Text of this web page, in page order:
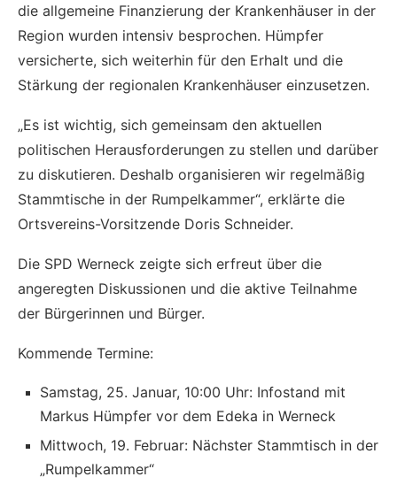
die allgemeine Finanzierung der Krankenhäuser in der
Region wurden intensiv besprochen. Hümpfer
versicherte, sich weiterhin für den Erhalt und die
Stärkung der regionalen Krankenhäuser einzusetzen.
„Es ist wichtig, sich gemeinsam den aktuellen
politischen Herausforderungen zu stellen und darüber
zu diskutieren. Deshalb organisieren wir regelmäßig
Stammtische in der Rumpelkammer“, erklärte die
Ortsvereins-Vorsitzende Doris Schneider.
Die SPD Werneck zeigte sich erfreut über die
angeregten Diskussionen und die aktive Teilnahme
der Bürgerinnen und Bürger.
Kommende Termine:
Samstag, 25. Januar, 10:00 Uhr: Infostand mit
Markus Hümpfer vor dem Edeka in Werneck
Mittwoch, 19. Februar: Nächster Stammtisch in der
„Rumpelkammer“